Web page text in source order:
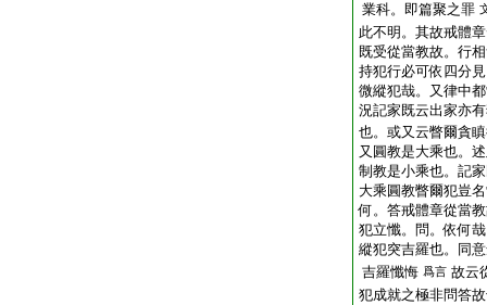
業科。即篇聚之罪
此不明。其故戒體
既受從當教故。行
持犯行必可依四分
微縱犯哉。又律中
況記家既云出家亦
也。或又云瞥爾貪
又圓教是大乘也。
制教是小乘也。記
大乘圓教瞥爾犯豈
何。答戒體章從當
犯立懺。問。依何
縱犯突吉羅也。同
吉羅懺悔 爲言 故云
犯成就之極非問答